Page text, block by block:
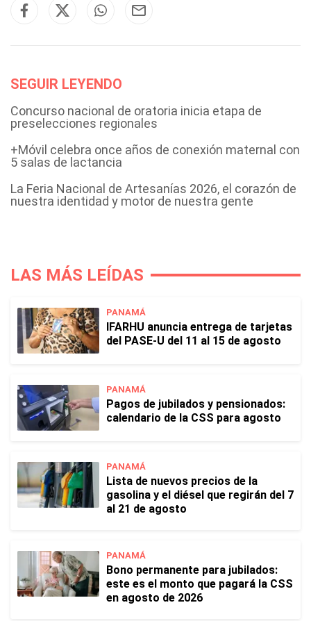
SEGUIR LEYENDO
Concurso nacional de oratoria inicia etapa de
preselecciones regionales
+Móvil celebra once años de conexión maternal con
5 salas de lactancia
La Feria Nacional de Artesanías 2026, el corazón de
nuestra identidad y motor de nuestra gente
LAS MÁS LEÍDAS
PANAMÁ
IFARHU anuncia entrega de tarjetas
del PASE-U del 11 al 15 de agosto
PANAMÁ
Pagos de jubilados y pensionados:
calendario de la CSS para agosto
PANAMÁ
Lista de nuevos precios de la
gasolina y el diésel que regirán del 7
al 21 de agosto
PANAMÁ
Bono permanente para jubilados:
este es el monto que pagará la CSS
en agosto de 2026